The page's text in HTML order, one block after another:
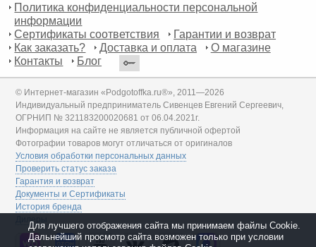
Политика конфиденциальности персональной
информации
Сертификаты соответствия
Гарантии и возврат
Как заказать?
Доставка и оплата
О магазине
Контакты
Блог
© Интернет-магазин «Podgotoffka.ru®», 2011—2026
Индивидуальный предприниматель Сивенцев Евгений Сергеевич,
ОГРНИП № 321183200020681 от 06.04.2021г.
Информация на сайте не является публичной офертой
Фотографии товаров могут отличаться от оригиналов
Условия обработки персональных данных
Проверить статус заказа
Гарантия и возврат
Документы и Сертификаты
История бренда
Дилеры
Для лучшего отображения сайта мы принимаем файлы Cookie.
Дальнейший просмотр сайта возможен только при условии